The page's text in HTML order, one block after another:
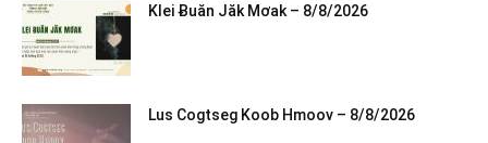
Klei Ƀuăn Jăk Mơak – 8/8/2026
Lus Cogtseg Koob Hmoov – 8/8/2026